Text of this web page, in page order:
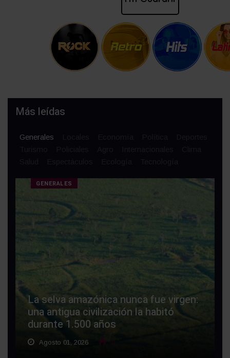
Más leídas
Generales
GENERALES
La selva amazónica nunca fue virgen:
una antigua civilización la habitó
durante 1.500 años
Agosto 01, 2026